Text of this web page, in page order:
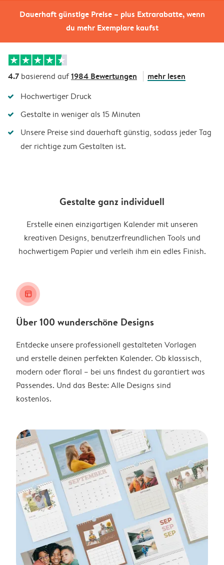
Dauerhaft günstige Preise – plus Extrarabatte, wenn
du mehr Exemplare kaufst
4.7 basierend auf1984 Bewertungen mehr lesen
Hochwertiger Druck
Gestalte in weniger als 15 Minuten
Unsere Preise sind dauerhaft günstig, sodass jeder Tag
der richtige zum Gestalten ist.
Gestalte ganz individuell
Erstelle einen einzigartigen Kalender mit unseren
kreativen Designs, benutzerfreundlichen Tools und
hochwertigem Papier und verleih ihm ein edles Finish.
layout_alt
Über 100 wunderschöne Designs
Entdecke unsere professionell gestalteten Vorlagen
und erstelle deinen perfekten Kalender. Ob klassisch,
modern oder floral – bei uns findest du garantiert was
Passendes. Und das Beste: Alle Designs sind
kostenlos.